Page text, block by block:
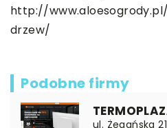
http://
drzew/
Podobne firmy
ul. Żegańska